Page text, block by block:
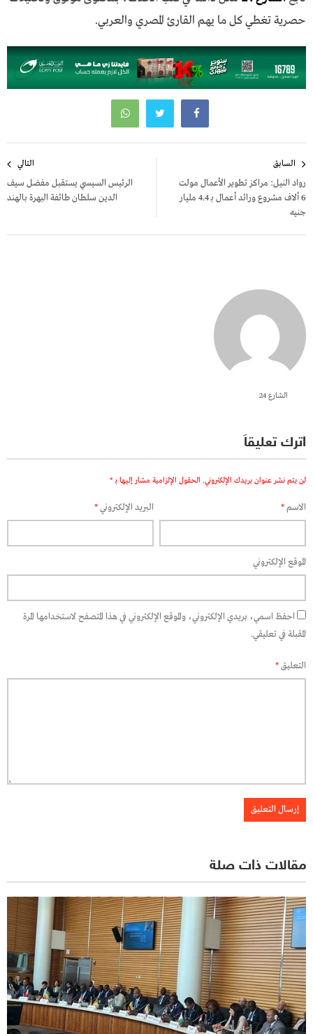
حصرية تغطي كل ما يهم القارئ المصري والعربي.
المقالات
السابق
رواد النيل: مراكز تطوير الأعمال مولت
6 ألاف مشروع ورائد أعمال بـ 4.4 مليار
جنيه
التالي
الرئيس السيسي يستقبل مفضل سيف
الدين سلطان طائفة البهرة بالهند
الشارع 24
اترك تعليقاً
لن يتم نشر عنوان بريدك الإلكتروني. الحقول الإلزامية مشار إليها بـ *
الاسم* البريد الإلكتروني*
الموقع الإلكتروني
احفظ اسمي، بريدي الإلكتروني، والموقع الإلكتروني في هذا المتصفح لاستخدامها المرة
المقبلة في تعليقي.
التعليق*
مقالات ذات صلة